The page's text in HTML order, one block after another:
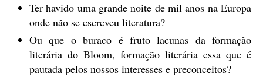
Ter havido uma grande noite de mil anos na Europa
onde não se escreveu literatura?
Ou que o buraco é fruto lacunas da formação
literária do Bloom, formação literária essa que é
pautada pelos nossos interesses e preconceitos?